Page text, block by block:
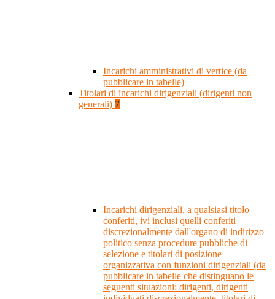
Incarichi amministrativi di vertice (da
pubblicare in tabelle)
Titolari di incarichi dirigenziali (dirigenti non
generali) 7
Incarichi dirigenziali, a qualsiasi titolo
conferiti, ivi inclusi quelli conferiti
discrezionalmente dall'organo di indirizzo
politico senza procedure pubbliche di
selezione e titolari di posizione
organizzativa con funzioni dirigenziali (da
pubblicare in tabelle che distinguano le
seguenti situazioni: dirigenti, dirigenti